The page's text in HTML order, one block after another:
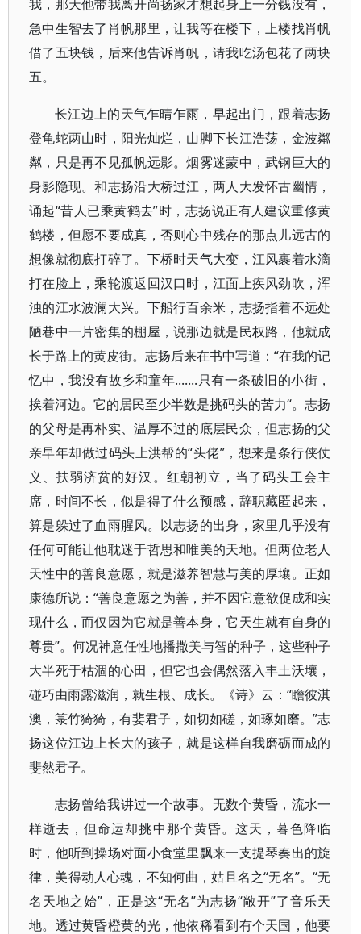
我，那天他带我离开尚扬家才想起身上一分钱没有，
急中生智去了肖帆那里，让我等在楼下，上楼找肖帆
借了五块钱，后来他告诉肖帆，请我吃汤包花了两块
五。
长江边上的天气乍晴乍雨，早起出门，跟着志扬
登龟蛇两山时，阳光灿烂，山脚下长江浩荡，金波粼
粼，只是再不见孤帆远影。烟雾迷蒙中，武钢巨大的
身影隐现。和志扬沿大桥过江，两人大发怀古幽情，
诵起“昔人已乘黄鹤去”时，志扬说正有人建议重修黄
鹤楼，但愿不要成真，否则心中残存的那点儿远古的
想像就彻底打碎了。下桥时天气大变，江风裹着水滴
打在脸上，乘轮渡返回汉口时，江面上疾风劲吹，浑
浊的江水波澜大兴。下船行百余米，志扬指着不远处
陋巷中一片密集的棚屋，说那边就是民权路，他就成
长于路上的黄皮街。志扬后来在书中写道：“在我的记
忆中，我没有故乡和童年.......只有一条破旧的小街，
挨着河边。它的居民至少半数是挑码头的苦力“。志扬
的父母是再朴实、温厚不过的底层民众，但志扬的父
亲早年却做过码头上洪帮的“头佬”，想来是条行侠仗
义、扶弱济贫的好汉。红朝初立，当了码头工会主
席，时间不长，似是得了什么预感，辞职藏匿起来，
算是躲过了血雨腥风。以志扬的出身，家里几乎没有
任何可能让他耽迷于哲思和唯美的天地。但两位老人
天性中的善良意愿，就是滋养智慧与美的厚壤。正如
康德所说：“善良意愿之为善，并不因它意欲促成和实
现什么，而仅因为它就是善本身，它天生就有自身的
尊贵”。何况神意任性地播撒美与智的种子，这些种子
大半死于枯涸的心田，但它也会偶然落入丰土沃壤，
碰巧由雨露滋润，就生根、成长。《诗》云：“瞻彼淇
澳，箓竹猗猗，有婓君子，如切如磋，如琢如磨。”志
扬这位江边上长大的孩子，就是这样自我磨砺而成的
斐然君子。
志扬曾给我讲过一个故事。无数个黄昏，流水一
样逝去，但命运却挑中那个黄昏。这天，暮色降临
时，他听到操场对面小食堂里飘来一支提琴奏出的旋
律，美得动人心魂，不知何曲，姑且名之“无名”。“无
名天地之始”，正是这“无名”为志扬“敞开”了音乐天
地。透过黄昏橙黄的光，他依稀看到有个天国，他要